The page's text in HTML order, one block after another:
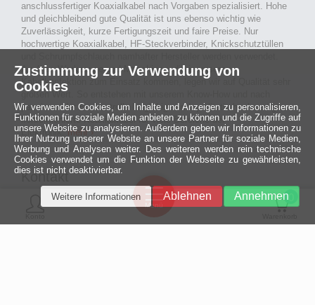
anschlussfertiger Koaxialkabel nach Vorgaben spezialisiert. Hohe
und gleichbleibend gute Qualität ist uns ebenso wichtig wie
Zuverlässigkeit, kurze Fertigungszeit und faire Preise. Nur
hochwertige Koaxialkabel, HF-Steckverbinder, Knickschutztüllen
Auch an Werkzeuge und Maschinen, die in unserer
Kabelkonfektion zum Einsatz kommen, legen wir auf Qualität sehr
großen Wert. So entstehen mit unserem Know-How und nach
passieren der Endkontrolle langlebige und qualitativ hochwertige
konfektionierte Koaxialkabel für viele Bereiche der
Elektronik.mehr ›
Kontakt
MCE Mauritz Electronics
0
Menü
Ein halbes
Jahrhundert
technologische
Zustimmung zur Verwendung von
Cookies
Wir verwenden Cookies, um Inhalte und Anzeigen zu personalisieren,
Funktionen für soziale Medien anbieten zu können und die Zugriffe auf
unsere Website zu analysieren. Außerdem geben wir Informationen zu
Ihrer Nutzung unserer Website an unsere Partner für soziale Medien,
Werbung und Analysen weiter. Des weiteren werden rein technische
Cookies verwendet um die Funktion der Webseite zu gewährleisten,
dies ist nicht deaktivierbar.
Annehmen
Ablehnen
Weitere Informationen